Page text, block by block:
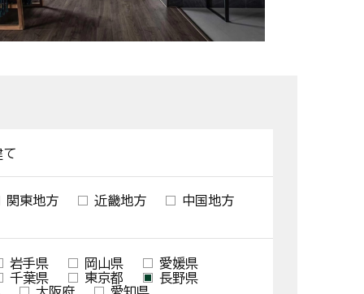
関東地方 近畿地方
中国地方
岩手県 岡山県
愛媛県
千葉県 東京都
長野県